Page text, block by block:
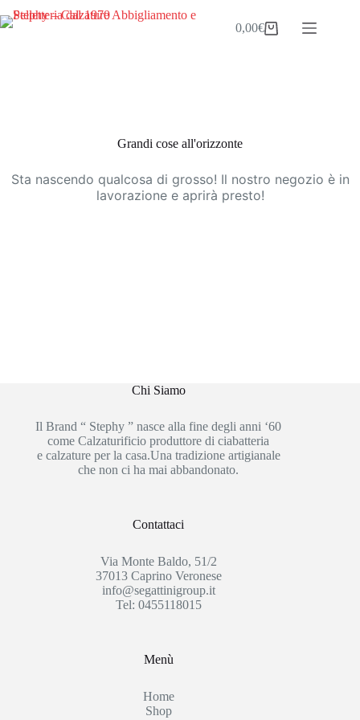
al
Carrello
0,00€
Grandi cose all'orizzonte
Sta nascendo qualcosa di grosso! Il nostro negozio è in
lavorazione e aprirà presto!
Chi Siamo
Il Brand “ Stephy ” nasce alla fine degli anni ‘60
come Calzaturificio produttore di ciabatteria
e calzature per la casa.Una tradizione artigianale
che non ci ha mai abbandonato.
Contattaci
Via Monte Baldo, 51/2
37013 Caprino Veronese
info@segattinigroup.it
Tel: 0455118015
Menù
Home
Shop